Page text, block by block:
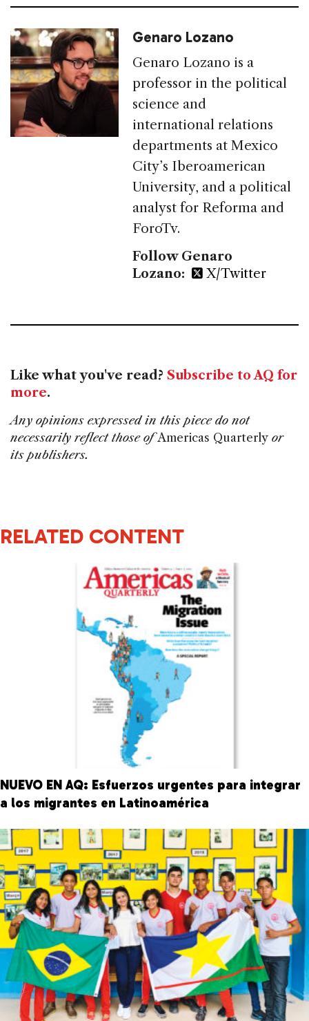
Genaro Lozano
Genaro Lozano is a
professor in the political
science and
international relations
departments at Mexico
City’s Iberoamerican
University, and a political
analyst for Reforma and
ForoTv.
Follow Genaro
Lozano:
X/Twitter
Like what you've read? Subscribe to AQ for
more.
Any opinions expressed in this piece do not
necessarily reflect those ofAmericas Quarterly or
its publishers.
RELATED CONTENT
NUEVO EN AQ: Esfuerzos urgentes para integrar
a los migrantes en Latinoamérica